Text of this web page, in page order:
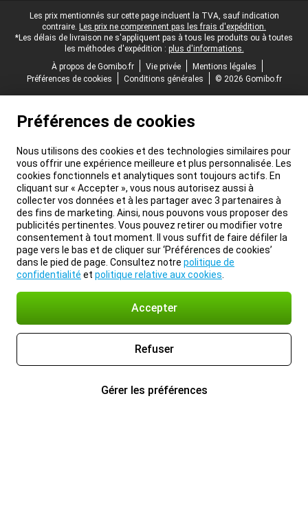
Pied-de-page légal
Les prix mentionnés sur cette page incluent la TVA, sauf indication
contraire. Les prix ne comprennent pas les frais d'expédition.
*Les délais de livraison ne s'appliquent pas à tous les produits ou à toutes
les méthodes d'expédition : plus d'informations.
À propos de Gomibo.fr
Vie privée
Mentions légales
Préférences de cookies
Conditions générales © 2026 Gomibo.fr
Préférences de cookies
Nous utilisons des cookies et des technologies similaires pour
vous offrir une expérience meilleure et plus personnalisée. Les
cookies fonctionnels et analytiques sont toujours actifs. En
cliquant sur « Accepter », vous nous autorisez aussi à
collecter vos données et à les partager avec 3 partenaires à
des fins de marketing. Ainsi, nous pouvons vous proposer des
publicités pertinentes. Vous pouvez retirer ou modifier votre
consentement à tout moment. Il vous suffit de faire défiler la
page vers le bas et de cliquer sur ‘Préférences de cookies’
dans le pied de page. Consultez notre politique de
confidentialité et politique relative aux cookies
Accepter
Refuser
Gérer les préférences